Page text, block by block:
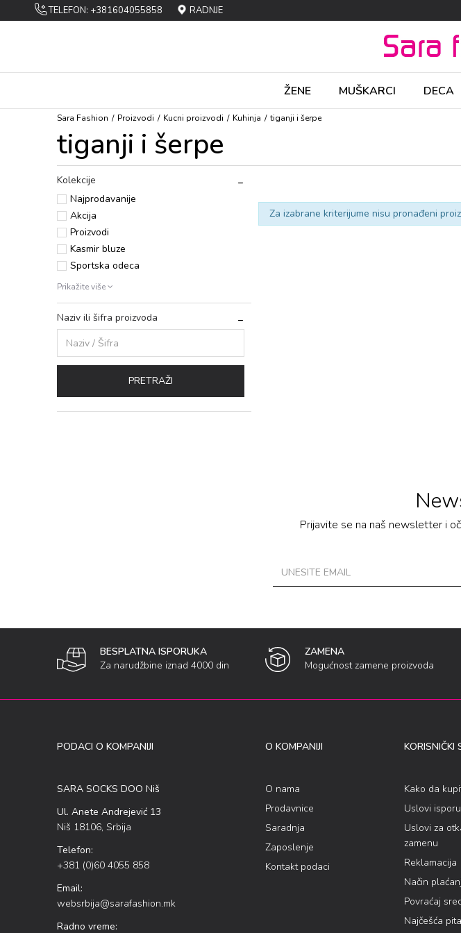
TELEFON: +381604055858 RADNJE
ŽENE MUŠKARCI DECA
Sara Fashion Proizvodi Kucni proizvodi Kuhinja tiganji i šerpe
tiganji i šerpe
Kolekcije
Najprodavanije
Akcija
Proizvodi
Kasmir bluze
Sportska odeca
Prikažite više
Naziv ili šifra proizvoda
PRETRAŽI
Za izabrane kriterijume nisu pronađeni
Prijavite se na naš newsletter i
BESPLATNA ISPORUKA
Za narudžbine iznad 4000 din
ZAMENA
Mogućnost zamene proizvoda
PODACI O KOMPANIJI
SARA SOCKS DOO Niš
Ul. Anete Andrejević 13
Niš 18106, Srbija
Telefon:
+381 (0)60 4055 858
Email:
websrbija@sarafashion.mk
Radno vreme:
O KOMPANIJI
O nama
Prodavnice
Saradnja
Zaposlenje
Kontakt podaci
KORISNIČKI
Kako da
Uslovi
Uslovi za
zamenu
Reklamacija
Način
Povraćaj
Najčešća